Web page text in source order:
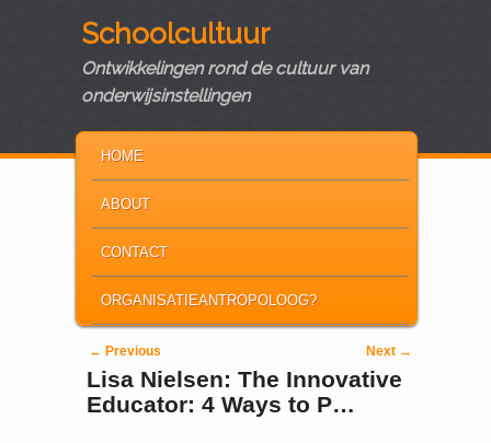
Schoolcultuur
Ontwikkelingen rond de cultuur van
onderwijsinstellingen
SKIP TO PRIMARY CONTENT
SKIP TO SECONDARY CONTENT
HOME
ABOUT
CONTACT
ORGANISATIEANTROPOLOOG?
Post navigation
← Previous Next →
Lisa Nielsen: The Innovative
Educator: 4 Ways to P…